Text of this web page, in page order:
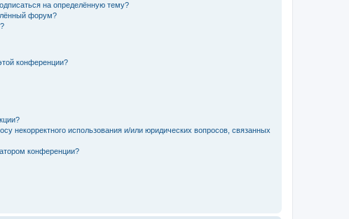
на определённую тему?
форум?
конференции?
некорректного использования и/или юридических вопросов, связанных
конференции?